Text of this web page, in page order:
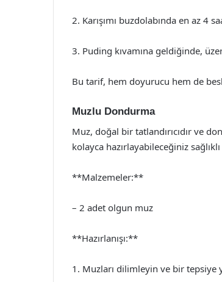
2. Karışımı buzdolabında en az 4
3. Puding kıvamına geldiğinde,
Bu tarif, hem doyurucu hem de
Muzlu Dondurma
Muz, doğal bir tatlandırıcıdır ve
kolayca hazırlayabileceğiniz
**Malzemeler:**
– 2 adet olgun muz
**Hazırlanışı:**
1. Muzları dilimleyin ve bir tepsiye